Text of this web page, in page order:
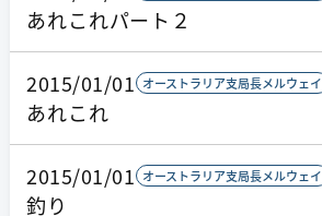
あれこれパート２
2015/01/01 オーストラリア支局長メルウェイ
あれこれ
2015/01/01 オーストラリア支局長メルウェイ
釣り